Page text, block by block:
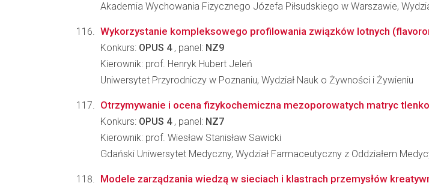
Akademia Wychowania Fizycznego Józefa Piłsudskiego w Warszawie,
Wykorzystanie kompleksowego profilowania związków lotnych
Konkurs: OPUS 4, panel: NZ9
Kierownik: prof. Henryk Hubert Jeleń
Uniwersytet Przyrodniczy w Poznaniu, Wydział Nauk o Żywności i Żywieniu
Otrzymywanie i ocena fizykochemiczna mezoporowatych matryc
Konkurs: OPUS 4, panel: NZ7
Kierownik: prof. Wiesław Stanisław Sawicki
Gdański Uniwersytet Medyczny, Wydział Farmaceutyczny z Oddziałem
Modele zarządzania wiedzą w sieciach i klastrach przemysłów